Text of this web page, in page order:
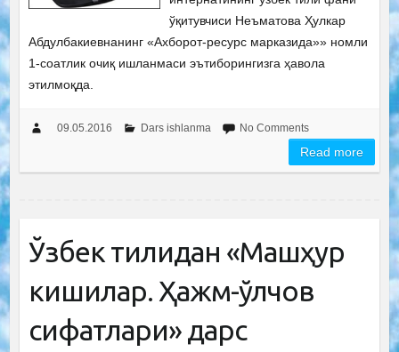
ўқитувчиси Неъматова Ҳулкар
Абдулбакиевнанинг «Ахборот-ресурс марказида»» номли
1-соатлик очиқ ишланмаси эътиборингизга ҳавола
этилмоқда.
09.05.2016 Dars ishlanma No Comments
Read more
Ўзбек тилидан «Машҳур
кишилар. Ҳажм-ўлчов
сифатлари» дарс